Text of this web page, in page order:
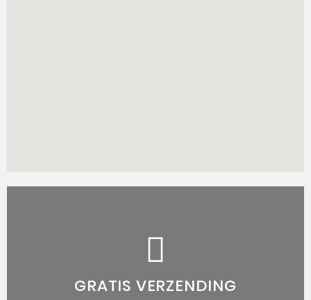
GRATIS VERZENDING
Unieke originele kunstwerken
vergezeld van een authenticiteitsbewijs van